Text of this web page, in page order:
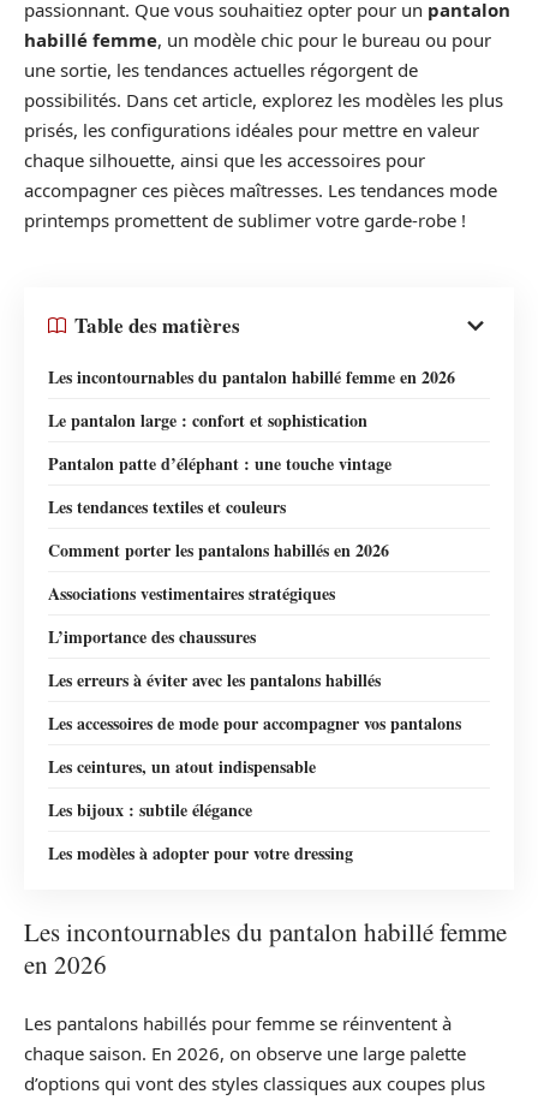
passionnant. Que vous souhaitiez opter pour un pantalon
habillé femme, un modèle chic pour le bureau ou pour
une sortie, les tendances actuelles régorgent de
possibilités. Dans cet article, explorez les modèles les plus
prisés, les configurations idéales pour mettre en valeur
chaque silhouette, ainsi que les accessoires pour
accompagner ces pièces maîtresses. Les tendances mode
printemps promettent de sublimer votre garde-robe !
Table des matières
Les incontournables du pantalon habillé femme en 2026
Le pantalon large : confort et sophistication
Pantalon patte d’éléphant : une touche vintage
Les tendances textiles et couleurs
Comment porter les pantalons habillés en 2026
Associations vestimentaires stratégiques
L’importance des chaussures
Les erreurs à éviter avec les pantalons habillés
Les accessoires de mode pour accompagner vos pantalons
Les ceintures, un atout indispensable
Les bijoux : subtile élégance
Les modèles à adopter pour votre dressing
Les incontournables du pantalon habillé femme
en 2026
Les pantalons habillés pour femme se réinventent à
chaque saison. En 2026, on observe une large palette
d’options qui vont des styles classiques aux coupes plus